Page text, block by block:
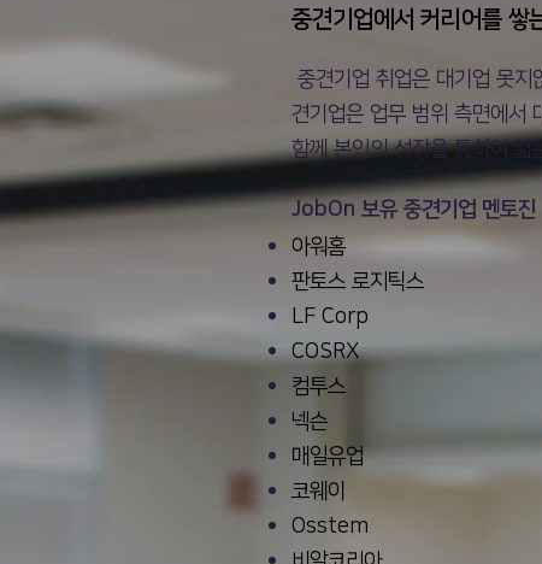
중견기업에서 커리어를 쌓
중견기업 취업은 대기업 못지
견기업은 업무 범위 측면에서
함께 본인의 성장을 통하여
JobOn 보유 중견기업 멘토진
​아워홈
판토스 로지틱스
LF Corp
COSRX
컴투스
넥슨
매일유업
코웨이
Osstem